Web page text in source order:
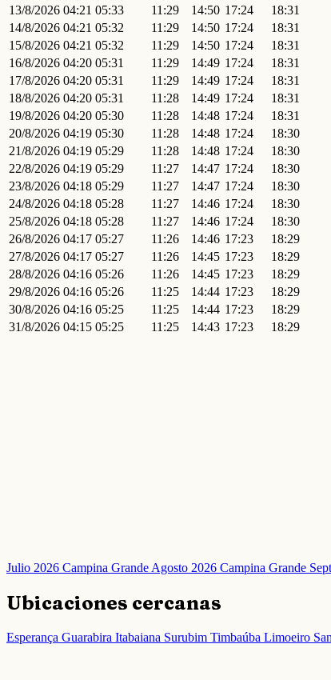
13/8/2026 04:21 05:33 11:29 14:50 17:24
18:31
14/8/2026 04:21 05:32 11:29 14:50 17:24
18:31
15/8/2026 04:21 05:32 11:29 14:50 17:24
18:31
16/8/2026 04:20 05:31 11:29 14:49 17:24
18:31
17/8/2026 04:20 05:31 11:29 14:49 17:24
18:31
18/8/2026 04:20 05:31 11:28 14:49 17:24
18:31
19/8/2026 04:20 05:30 11:28 14:48 17:24
18:31
20/8/2026 04:19 05:30 11:28 14:48 17:24
18:30
21/8/2026 04:19 05:29 11:28 14:48 17:24
18:30
22/8/2026 04:19 05:29 11:27 14:47 17:24
18:30
23/8/2026 04:18 05:29 11:27 14:47 17:24
18:30
24/8/2026 04:18 05:28 11:27 14:46 17:24
18:30
25/8/2026 04:18 05:28 11:27 14:46 17:24
18:30
26/8/2026 04:17 05:27 11:26 14:46 17:23
18:29
27/8/2026 04:17 05:27 11:26 14:45 17:23
18:29
28/8/2026 04:16 05:26 11:26 14:45 17:23
18:29
29/8/2026 04:16 05:26 11:25 14:44 17:23
18:29
30/8/2026 04:16 05:25 11:25 14:44 17:23
18:29
31/8/2026 04:15 05:25 11:25 14:43 17:23 18:29
Julio 2026 Campina Grande Agosto 2026 Campina Grande
Ubicaciones cercanas
Esperança Guarabira Itabaiana Surubim Timbaúba Limoeiro